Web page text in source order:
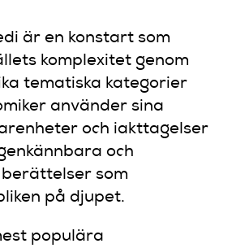
är en konstart som
komplexitet genom
tematiska kategorier
använder sina
och iakttagelser
och
som
på djupet.
populära